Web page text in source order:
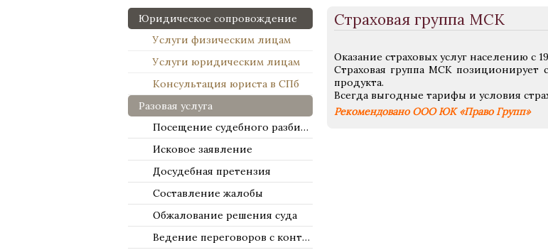
Юридическое сопровождение
Услуги физическим лицам
Услуги юридическим лицам
Консультация юриста в СПб
Разовая услуга
Посещение судебного разбирательства
Исковое заявление
Досудебная претензия
Составление жалобы
Обжалование решения суда
Ведение переговоров с контрагентами
Страховая группа МСК
Оказание страховых услуг населению с
Страховая группа МСК позиционирует
продукта.
Всегда выгодные тарифы и условия
Рекомендовано ООО ЮК «Право Групп»